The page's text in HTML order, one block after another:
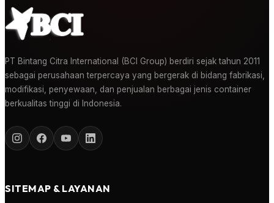
PT Bintang Citra International (BCI Group) berdiri sejak tahun 2011
sebagai perusahaan terpercaya yang bergerak di bidang fabrikasi,
modifikasi, penyewaan, dan penjualan berbagai jenis container
berkualitas tinggi di Indonesia.
SITEMAP & LAYANAN